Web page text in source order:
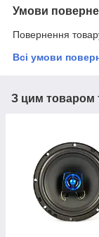
Умови
Повернення
Всі умови
З цим товаром